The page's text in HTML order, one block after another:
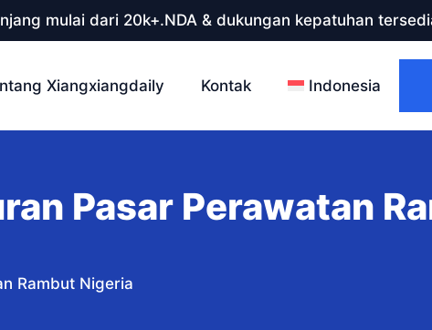
mulai dari 20k+.NDA & dukungan kepatuhan
Xiangxiangdaily Kontak Indonesia
Pasar Perawatan
Rambut Nigeria